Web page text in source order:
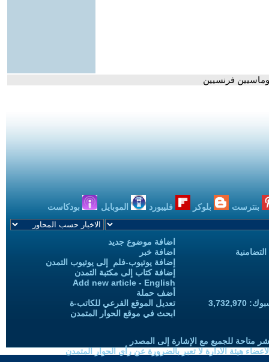
فرنسيين
بنترست بلوكر فليبورد الموبايل بودكاست
اضافة موضوع جديد
اضافة خبر
إضافة يوتيوب-فلم إلى يوتيوب التمدن
إضافة كتاب إلى مكتبة التمدن
Add new article - English
أضف حملة
تعديل الموقع الفرعي للكاتب-ة
ابحث في موقع الحوار المتمدن
متاحة للجميع مع الإشارة إلى المصدر
هيئة الادارة لا تعبر بالضرورة عن رأي الحوار المتمدن